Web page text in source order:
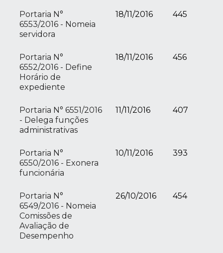
Portaria N°
6553/2016 - Nomeia
servidora
18/11/2016 445
Portaria N°
6552/2016 - Define
Horário de
expediente
18/11/2016 456
Portaria N° 6551/2016
- Delega funções
administrativas
11/11/2016 407
Portaria N°
6550/2016 - Exonera
funcionária
10/11/2016 393
Portaria N°
6549/2016 - Nomeia
Comissões de
Avaliação de
Desempenho
26/10/2016 454